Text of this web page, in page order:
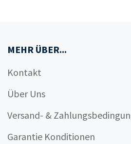
MEHR ÜBER...
Kontakt
Über Uns
Versand- &
Garantie Konditionen